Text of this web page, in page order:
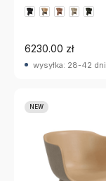
6230.00 zł
wysyłka: 28-42 dni
NEW